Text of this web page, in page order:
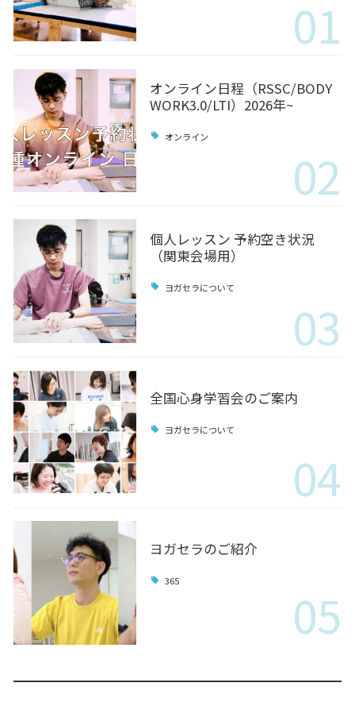
01
オンライン日程（RSSC/BODY
WORK3.0/LTI）2026年~
オンライン
02
個人レッスン 予約空き状況
（関東会場用）
ヨガセラについて
03
全国心身学習会のご案内
ヨガセラについて
04
ヨガセラのご紹介
365
05